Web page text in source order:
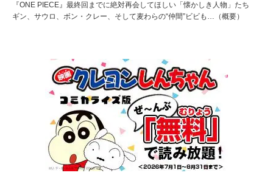
『ONE PIECE』最終回までに絶対再会してほしい「懐かしき人物」たち
ギン、サウロ、ボン・クレー、そして麦わらの“仲間”ビビも…（概要）